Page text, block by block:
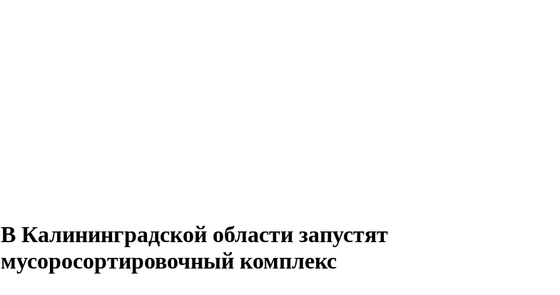
В Калининградской области запустят
мусоросортировочный комплекс